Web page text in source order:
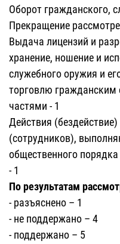
Оборот гражданского,
Прекращение
Выдача лицензий и
хранение, ношение и
служебного оружия и
торговлю
частями - 1
Действия
(сотрудников),
общественного
- 1
По результатам
- разъяснено – 1
- не поддержано – 4
- поддержано – 5